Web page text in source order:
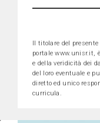
Il titolare del
portale www.unisr.it,
e della veridicità dei
del loro eventuale e
diretto ed unico
curricula.